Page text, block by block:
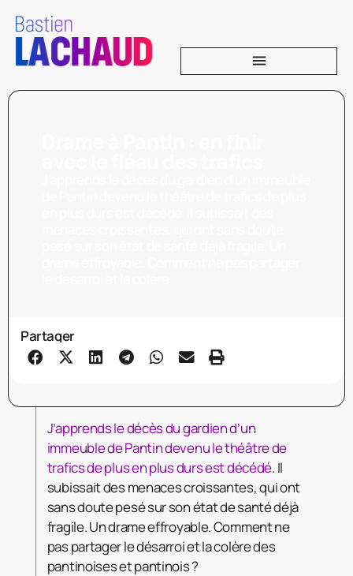
Partager
J’apprends le décès du gardien d’un
immeuble de Pantin devenu le théâtre de
trafics de plus en plus durs est décédé. Il
subissait des menaces croissantes, qui ont
sans doute pesé sur son état de santé déjà
fragile. Un drame effroyable. Comment ne
pas partager le désarroi et la colère des
pantinoises et pantinois ?